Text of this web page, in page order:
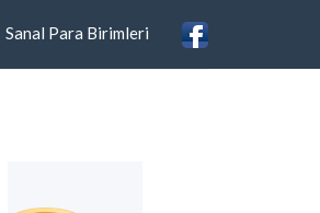
Sanal Para Birimleri